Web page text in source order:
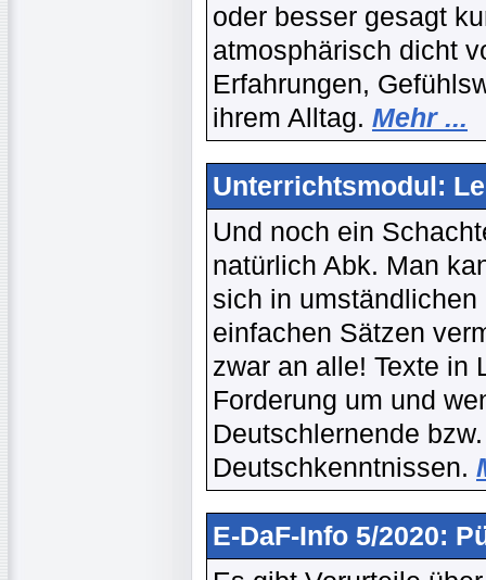
oder besser gesagt
atmosphärisch dicht
Erfahrungen,
ihrem Alltag. Mehr ...
Unterrichtsmodul:
Und noch ein
natürlich Abk. Man
sich in
einfachen Sätzen
zwar an alle! Texte in
Forderung um und
Deutschlernende
Deutschkenntnissen.
E-DaF-Info 5/2020: